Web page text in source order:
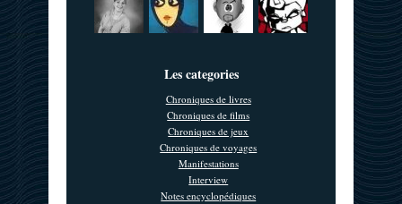
Les categories
Chroniques de livres
Chroniques de films
Chroniques de jeux
Chroniques de voyages
Manifestations
Interview
Notes encyclopédiques